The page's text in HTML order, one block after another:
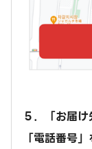
５．「お届
「電話番号